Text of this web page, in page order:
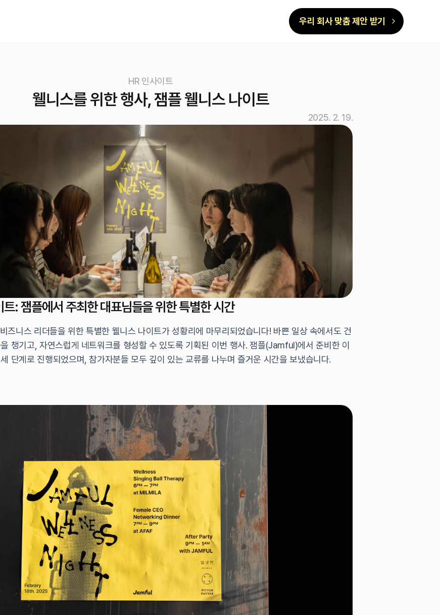
우리 회사 맞춤 제안 받기
HR 인사이트
웰니스를 위한 행사, 잼플 웰니스 나이트
2025. 2. 19.
트: 잼플에서 주최한 대표님들을 위한 특별한 시간
즈니스 리더들을 위한 특별한 웰니스 나이트가 성황리에 마무리되었습니다! 바쁜 일상 속에서도 건
챙기고, 자연스럽게 네트워크를 형성할 수 있도록 기획된 이번 행사. 잼플(Jamful)에서 준비한 이
단계로 진행되었으며, 참가자분들 모두 깊이 있는 교류를 나누며 즐거운 시간을 보냈습니다.